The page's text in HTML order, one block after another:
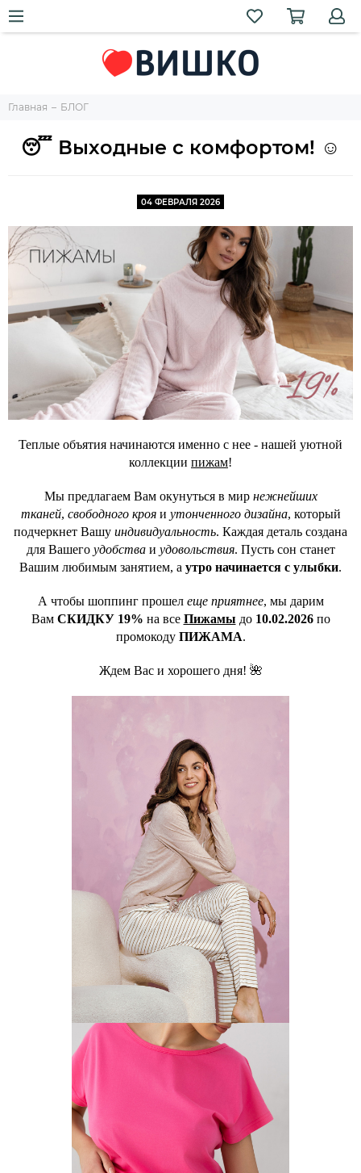
Главная БЛОГ
😴 Выходные с комфортом! ☺️
04 ФЕВРАЛЯ 2026
Теплые объятия начинаются именно с нее - нашей уютной
коллекции пижам!
Мы предлагаем Вам окунуться в мир нежнейших
тканей, свободного крояи утонченного дизайна, который
подчеркнет Вашу индивидуальность. Каждая деталь создана
для Вашего удобства и удовольствия. Пусть сон станет
Вашим любимым занятием, а утро начинается с улыбки.
А чтобы шоппинг прошел еще приятнее, мы дарим
Вам СКИДКУ 19% на все Пижамы до 10.02.2026по
промокоду ПИЖАМА.
Ждем Вас и хорошего дня! 🌺